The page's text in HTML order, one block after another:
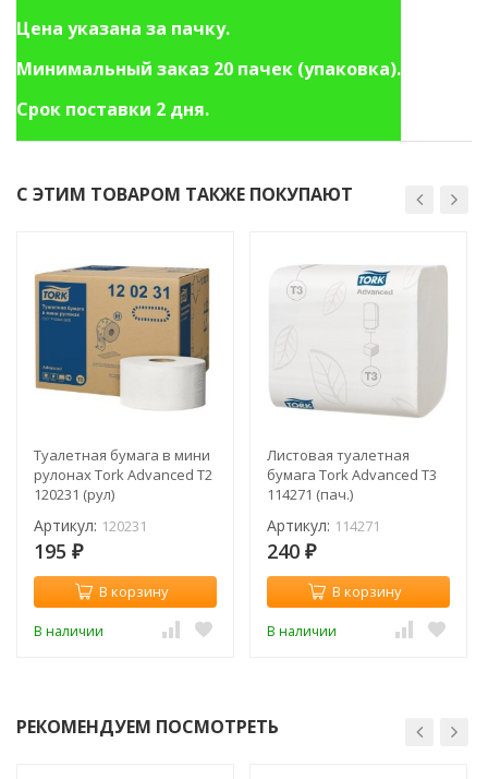
Цена указана за пачку.
Минимальный заказ 20 пачек (упаковка).
Срок поставки 2 дня.
С ЭТИМ ТОВАРОМ ТАКЖЕ ПОКУПАЮТ
Туалетная бумага в мини
рулонах Tork Advanced T2
120231 (рул)
Артикул: 120231
195 ₽
В корзину
В наличии
Листовая туалетная
бумага Tork Advanced T3
114271 (пач.)
Артикул: 114271
240 ₽
В корзину
В наличии
РЕКОМЕНДУЕМ ПОСМОТРЕТЬ